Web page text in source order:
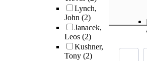
Lynch,
John (2)
Janacek,
Leos (2)
Kushner,
Tony (2)